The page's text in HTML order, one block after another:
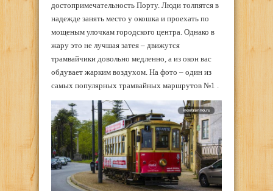
достопримечательность Порту. Люди толпятся в
надежде занять место у окошка и проехать по
мощеным улочкам городского центра. Однако в
жару это не лучшая затея – движутся
трамвайчики довольно медленно, а из окон вас
обдувает жарким воздухом. На фото – один из
самых популярных трамвайных маршрутов №1 .